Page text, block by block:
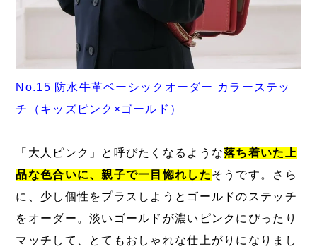
No.15 防水牛革ベーシックオーダー カラーステッ
チ（キッズピンク×ゴールド）
「大人ピンク」と呼びたくなるような落ち着いた上
品な色合いに、親子で一目惚れしたそうです。さら
に、少し個性をプラスしようとゴールドのステッチ
をオーダー。淡いゴールドが濃いピンクにぴったり
マッチして、とてもおしゃれな仕上がりになりまし